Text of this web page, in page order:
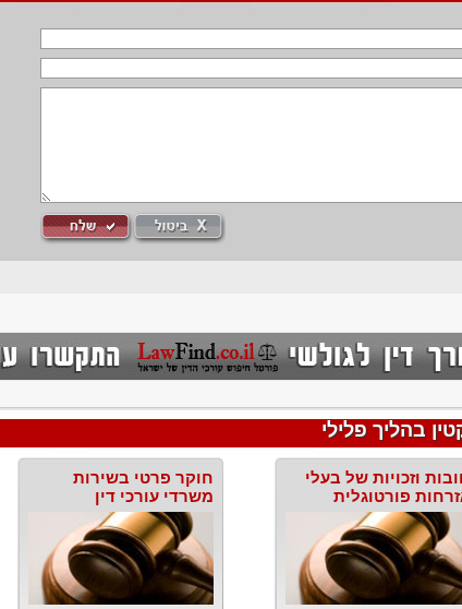
בהליך פלילי
וזכויות של בעלי
פורטוגלית
חוקר פרטי בשירות
משרדי עורכי דין